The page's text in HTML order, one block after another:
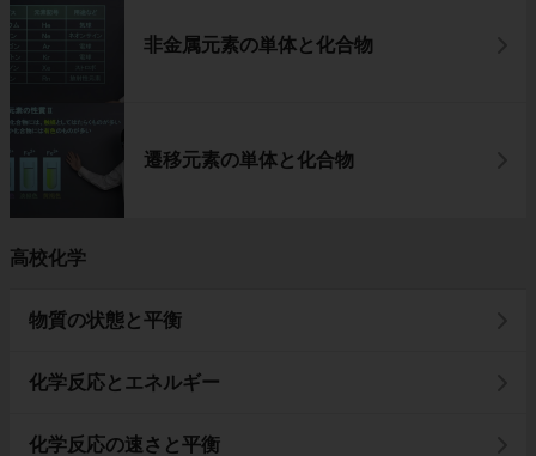
非金属元素の単体と化合物
遷移元素の単体と化合物
高校化学
物質の状態と平衡
化学反応とエネルギー
化学反応の速さと平衡